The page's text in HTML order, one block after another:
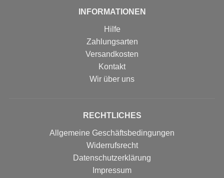
INFORMATIONEN
Hilfe
Zahlungsarten
Versandkosten
Kontakt
Wir über uns
RECHTLICHES
Allgemeine Geschäftsbedingungen
Widerrufsrecht
Datenschutzerklärung
Impressum